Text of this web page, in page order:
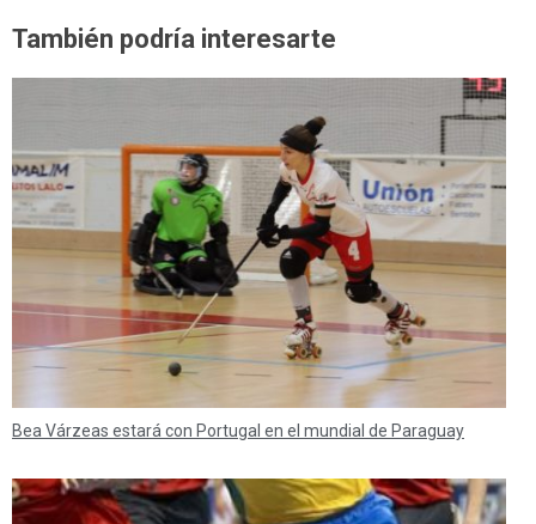
También podría interesarte
Bea Várzeas estará con Portugal en el mundial de Paraguay